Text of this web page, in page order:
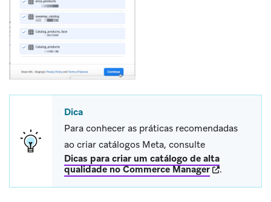
Dica
Para conhecer as práticas recomendadas
ao criar catálogos Meta, consulte
Dicas para criar um catálogo de alta
qualidade no Commerce Manager(opens in
.